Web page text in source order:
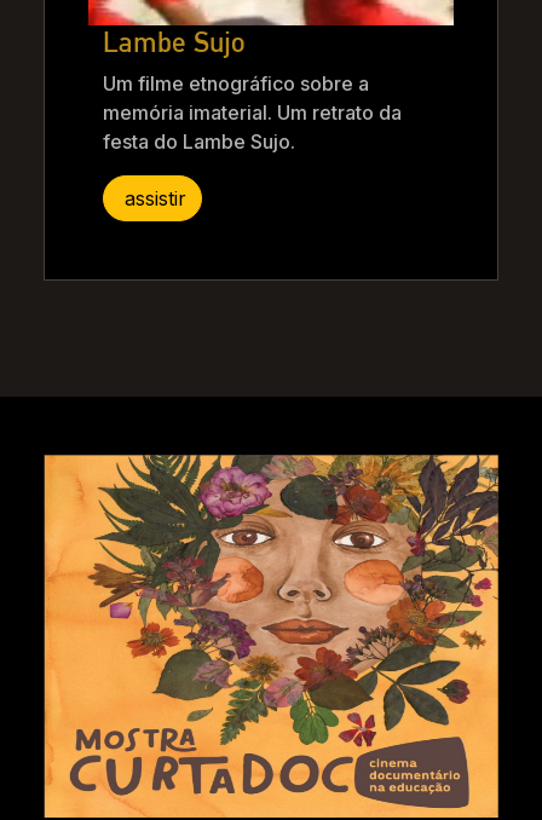
Lambe Sujo
Um filme etnográfico sobre a
memória imaterial. Um retrato da
festa do Lambe Sujo.
assistir